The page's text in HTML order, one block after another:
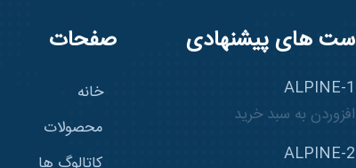
صفحات
خانه
محصولات
ست های پیشنهادی
ALPINE-1
افزوردن به سبد خرید
ALPINE-2